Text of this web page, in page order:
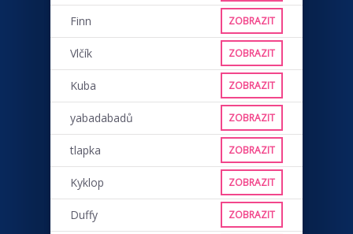
Finn ZOBRAZIT
Vlčík ZOBRAZIT
Kuba ZOBRAZIT
yabadabadů ZOBRAZIT
tlapka ZOBRAZIT
Kyklop ZOBRAZIT
Duffy ZOBRAZIT